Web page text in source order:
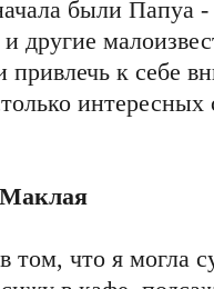
были Папуа
другие
к себе
интересных
что я могла